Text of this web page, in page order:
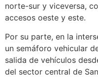
norte-sur y viceversa,
accesos oeste y este.
Por su parte, en la
un semáforo vehicular
salida de vehículos
del sector central de